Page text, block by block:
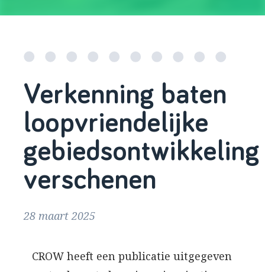
Verkenning baten
loopvriendelijke
gebiedsontwikkeling
verschenen
28 maart 2025
CROW heeft een publicatie uitgegeven